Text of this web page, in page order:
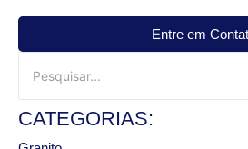
Entre em
CATEGORIAS: